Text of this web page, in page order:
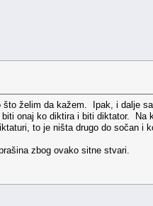
želim da kažem. Ipak, i dalje
onaj ko diktira i biti diktator. Na
to je ništa drugo do sočan i
zbog ovako sitne stvari.